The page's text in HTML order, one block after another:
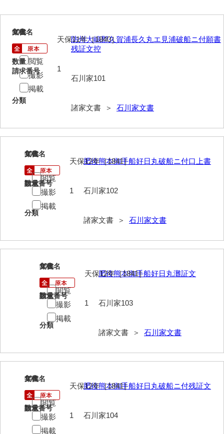
岩見博幸収集史料
上田家文書（横浜市）
内田家文書（豊中市）
内田家文書（防府市）
内田伸採拓史料
宇野家文書
馬屋原家文書
梅村明文書
浦家文書
江浪家文書
恵良宏収集文書
相木家文書
大田家文書
大谷家文書
101
文書名
防州大嶋郡久賀浦長久丸エ見浦破船ニ付願書
残証文控
請求番号
石川家101
分類
諸家文書 ＞ 石川家文書
年代
天保11年［1840］
数量
1
閲覧
撮影
掲載
102
文書名
肥後熊本御手船好日丸破船ニ付口上書
請求番号
石川家102
分類
諸家文書 ＞ 石川家文書
年代
天保12年［1841］
数量
1
閲覧
撮影
掲載
103
文書名
肥後熊本御手船好日丸灘証文
請求番号
石川家103
分類
諸家文書 ＞ 石川家文書
年代
天保12年［1841］
数量
1
閲覧
撮影
掲載
104
文書名
肥後熊本御手船好日丸破船ニ付残証文
請求番号
石川家104
年代
天保12年［1841］
数量
1
閲覧
撮影
掲載